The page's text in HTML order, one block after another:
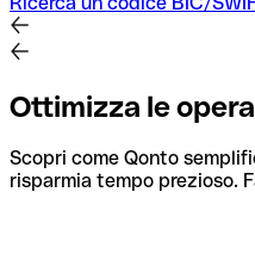
Ottimizza le
Scopri come Qonto
risparmia tempo prezioso.